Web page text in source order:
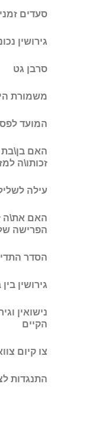
סעדים
גירושין
סרבן גט
משמורת
המועד
האם
זכותו\ה
עילה
האם את\ה
הפרישה
הסדר
גירושין
נישואין
הקיים
צו קיום
התנגדות